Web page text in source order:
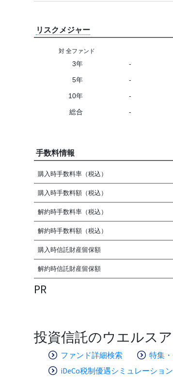
リスクメジャー
対 全ファンド
3年 -
5年 -
10年 -
総合 -
手数料情報
購入時手数料率（税込）
購入時手数料額（税込）
解約時手数料率（税込）
解約時手数料額（税込）
購入時信託財産留保額
解約時信託財産留保額
PR
投資信託のウエルス
ファンド詳細検索 特集
iDeCo税制優遇シミュレーション